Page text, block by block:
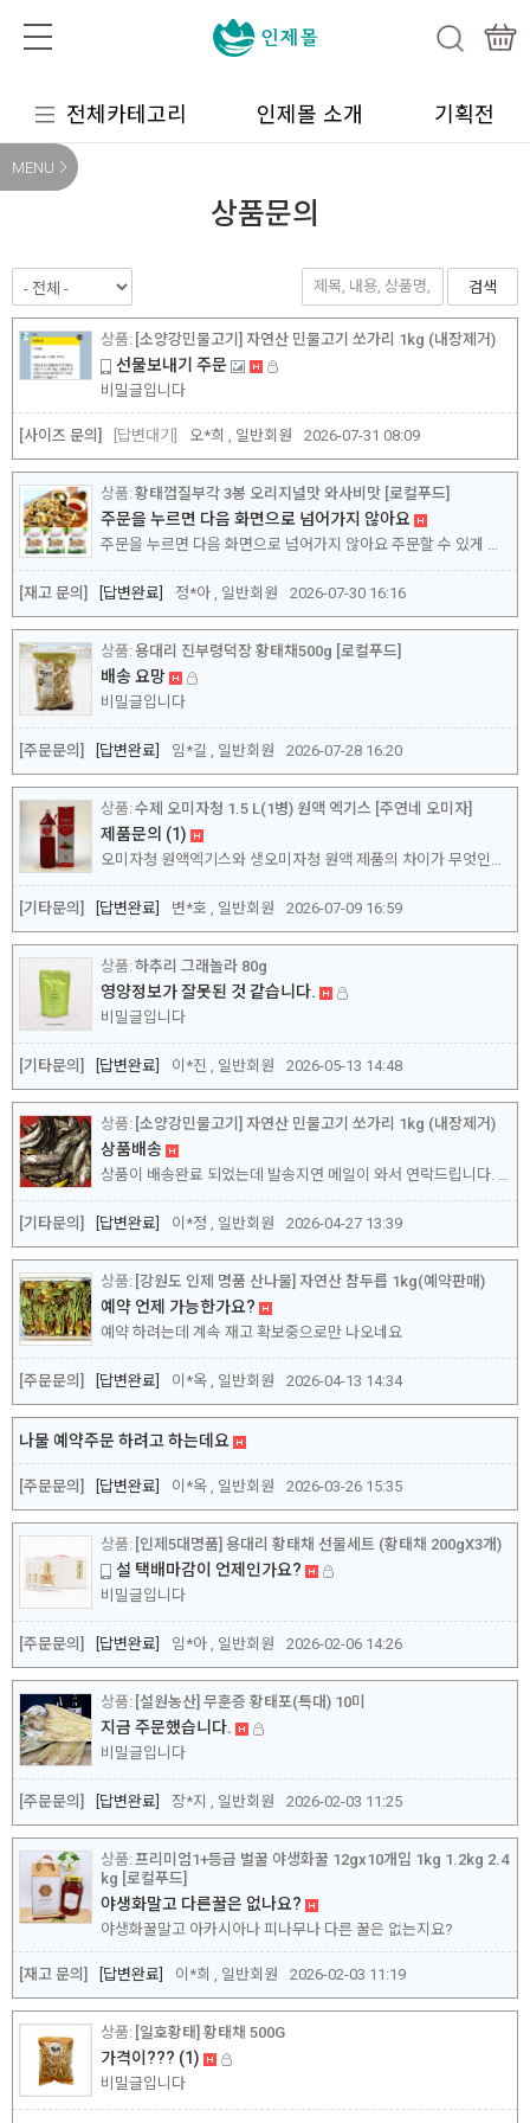
전체카테고리 인제몰 소개 기획전
MENU
상품문의
검색
답변대기
[사이즈 문의]
[소양강민물고기] 자연산 민물고기 쏘가리 1kg (내장제거)
선물보내기 주문
비밀글입니다
오*희 , 일반회원 2026-07-31 08:09
답변완료
[재고 문의]
황태껍질부각 3봉 오리지널맛 와사비맛 [로컬푸드]
주문을 누르면 다음 화면으로 넘어가지 않아요
주문을 누르면 다음 화면으로 넘어가지 않아요 주문할 수 있게 해주세요
정*아 , 일반회원 2026-07-30 16:16
답변완료
[주문문의]
용대리 진부령덕장 황태채500g [로컬푸드]
배송 요망
비밀글입니다
임*길 , 일반회원 2026-07-28 16:20
답변완료
[기타문의]
수제 오미자청 1.5 L(1병) 원액 엑기스 [주연네 오미자]
제품문의 (1)
오미자청 원액엑기스와 생오미자청 원액 제품의 차이가 무엇인가요?
변*호 , 일반회원 2026-07-09 16:59
답변완료
[기타문의]
하추리 그래놀라 80g
영양정보가 잘못된 것 같습니다.
비밀글입니다
이*진 , 일반회원 2026-05-13 14:48
답변완료
[기타문의]
[소양강민물고기] 자연산 민물고기 쏘가리 1kg (내장제거)
상품배송
상품이 배송완료 되었는데 발송지연 메일이 와서 연락드립니다. 구매확정을 해드리고 싶은데 발송 지연으로 되어 있어서 할 수가 없습니다.
이*정 , 일반회원 2026-04-27 13:39
답변완료
[주문문의]
[강원도 인제 명품 산나물] 자연산 참두릅 1kg(예약판매)
예약 언제 가능한가요?
예약 하려는데 계속 재고 확보중으로만 나오네요
이*옥 , 일반회원 2026-04-13 14:34
답변완료
[주문문의]
나물 예약주문 하려고 하는데요
이*옥 , 일반회원 2026-03-26 15:35
답변완료
[주문문의]
[인제5대명품] 용대리 황태채 선물세트 (황태채 200gX3개)
설 택배마감이 언제인가요?
비밀글입니다
임*아 , 일반회원 2026-02-06 14:26
답변완료
[주문문의]
[설원농산] 무훈증 황태포(특대) 10미
지금 주문했습니다.
비밀글입니다
장*지 , 일반회원 2026-02-03 11:25
답변완료
[재고 문의]
프리미엄1+등급 벌꿀 야생화꿀 12gx10개입 1kg 1.2kg 2.4
kg [로컬푸드]
야생화말고 다른꿀은 없나요?
야생화꿀말고 아카시아나 피나무나 다른 꿀은 없는지요?
이*희 , 일반회원 2026-02-03 11:19
[일호황태] 황태채 500G
가격이??? (1)
비밀글입니다